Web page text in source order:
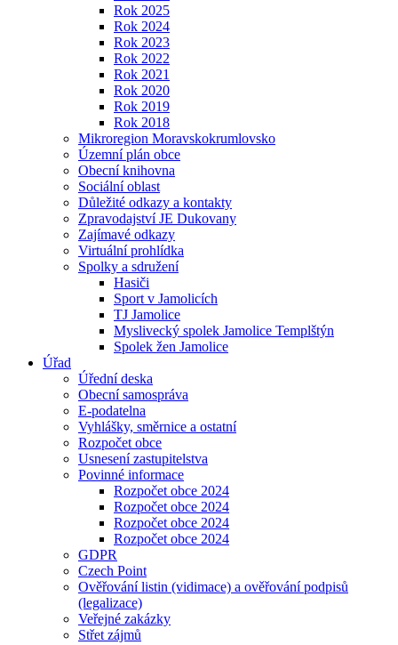
Rok 2025
Rok 2024
Rok 2023
Rok 2022
Rok 2021
Rok 2020
Rok 2019
Rok 2018
Mikroregion Moravskokrumlovsko
Územní plán obce
Obecní knihovna
Sociální oblast
Důležité odkazy a kontakty
Zpravodajství JE Dukovany
Zajímavé odkazy
Virtuální prohlídka
Spolky a sdružení
Hasiči
Sport v Jamolicích
TJ Jamolice
Myslivecký spolek Jamolice Templštýn
Spolek žen Jamolice
Úřad
Úřední deska
Obecní samospráva
E-podatelna
Vyhlášky, směrnice a ostatní
Rozpočet obce
Usnesení zastupitelstva
Povinné informace
Rozpočet obce 2024
Rozpočet obce 2024
Rozpočet obce 2024
Rozpočet obce 2024
GDPR
Czech Point
Ověřování listin (vidimace) a ověřování podpisů
(legalizace)
Veřejné zakázky
Střet zájmů